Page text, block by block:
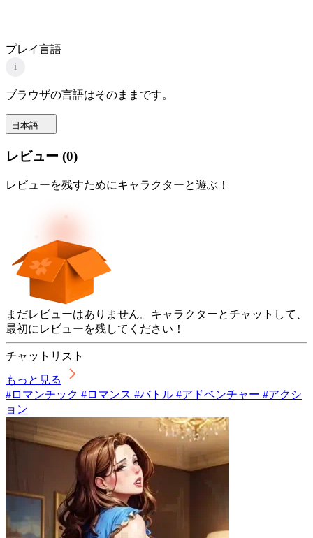
プレイ言語
i
ブラウザの言語はそのままです。
日本語
レビュー (0)
レビューを残すためにキャラクターと遊ぶ！
まだレビューはありません。キャラクターとチャットして、
最初にレビューを残してください！
チャットリスト
もっと見る
#ロマンチック #ロマンス #バトル #アドベンチャー #アクシ
ョン